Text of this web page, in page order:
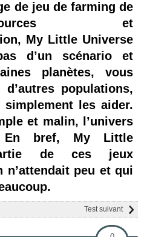
de jeu de farming de
et
My Little Universe
d’un scénario et
planètes, vous
populations,
simplement les aider.
et malin, l’univers
En bref, My Little
de ces jeux
n’attendait peu et qui
Test suivant